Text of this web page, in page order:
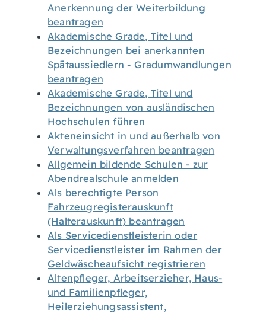
Anerkennung der Weiterbildung
beantragen
Akademische Grade, Titel und
Bezeichnungen bei anerkannten
Spätaussiedlern - Gradumwandlungen
beantragen
Akademische Grade, Titel und
Bezeichnungen von ausländischen
Hochschulen führen
Akteneinsicht in und außerhalb von
Verwaltungsverfahren beantragen
Allgemein bildende Schulen - zur
Abendrealschule anmelden
Als berechtigte Person
Fahrzeugregisterauskunft
(Halterauskunft) beantragen
Als Servicedienstleisterin oder
Servicedienstleister im Rahmen der
Geldwäscheaufsicht registrieren
Altenpfleger, Arbeitserzieher, Haus-
und Familienpfleger,
Heilerziehungsassistent,